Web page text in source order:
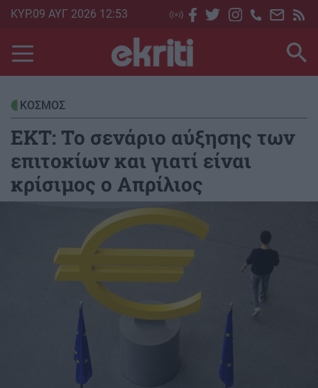
Skip
main
content
ΚΥΡ.09 ΑΥΓ 2026 12:53
ΚΟΣΜΟΣ
ΕΚΤ: Το σενάριο αύξησης των
επιτοκίων και γιατί είναι
κρίσιμος ο Απρίλιος